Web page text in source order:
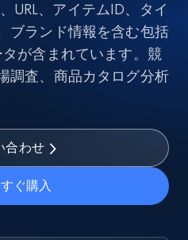
URL、アイテムID、タイ
ブランド情報を含む包括
が含まれています。競
調査、商品カタログ分析
合わせ
ぐ購入